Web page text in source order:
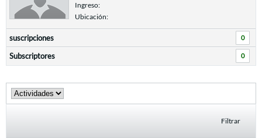
Ingreso:
Ubicación:
suscripciones 0
Subscriptores 0
Filtrar